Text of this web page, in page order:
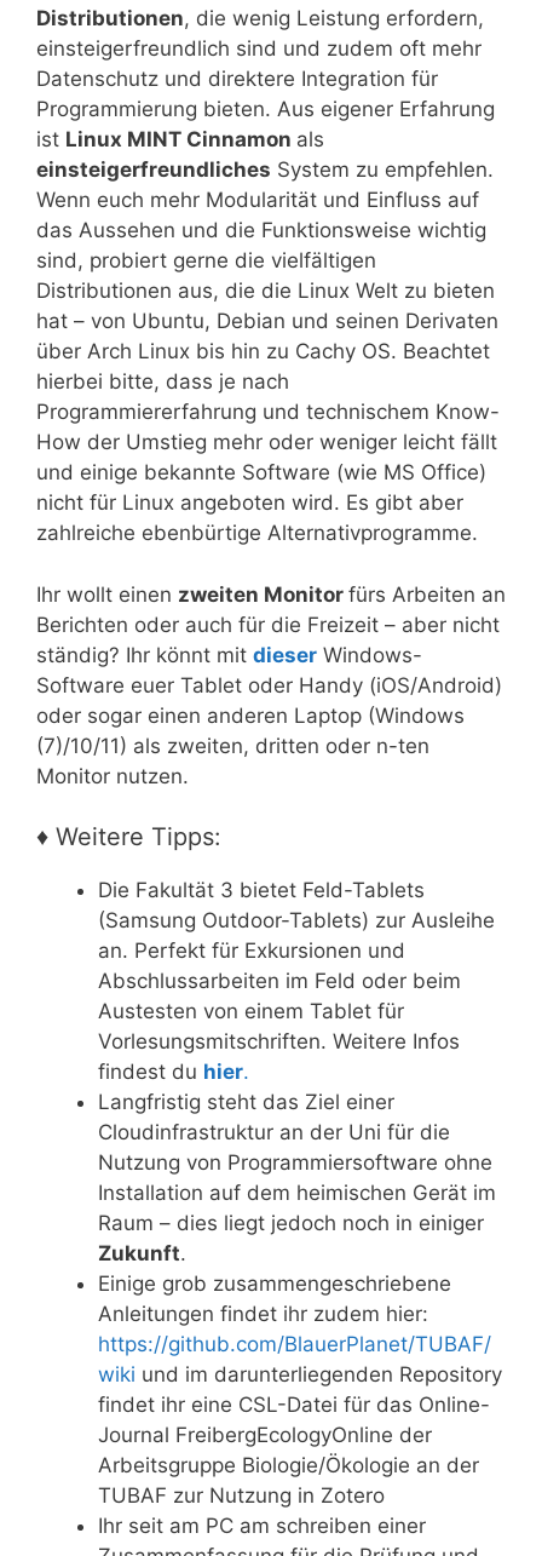
Distributionen, die wenig Leistung erfordern,
einsteigerfreundlich sind und zudem oft mehr
Datenschutz und direktere Integration für
Programmierung bieten. Aus eigener Erfahrung
ist Linux MINT Cinnamon als
einsteigerfreundliches System zu empfehlen.
Wenn euch mehr Modularität und Einfluss auf
das Aussehen und die Funktionsweise wichtig
sind, probiert gerne die vielfältigen
Distributionen aus, die die Linux Welt zu bieten
hat – von Ubuntu, Debian und seinen Derivaten
über Arch Linux bis hin zu Cachy OS. Beachtet
hierbei bitte, dass je nach
Programmiererfahrung und technischem Know-
How der Umstieg mehr oder weniger leicht fällt
und einige bekannte Software (wie MS Office)
nicht für Linux angeboten wird. Es gibt aber
zahlreiche ebenbürtige Alternativprogramme.
Ihr wollt einen zweiten Monitor fürs Arbeiten an
Berichten oder auch für die Freizeit – aber nicht
ständig? Ihr könnt mit dieser Windows-
Software euer Tablet oder Handy (iOS/Android)
oder sogar einen anderen Laptop (Windows
(7)/10/11) als zweiten, dritten oder n-ten
Monitor nutzen.
♦ Weitere Tipps:
Die Fakultät 3 bietet Feld-Tablets
(Samsung Outdoor-Tablets) zur Ausleihe
an. Perfekt für Exkursionen und
Abschlussarbeiten im Feld oder beim
Austesten von einem Tablet für
Vorlesungsmitschriften. Weitere Infos
findest du hier.
Langfristig steht das Ziel einer
Cloudinfrastruktur an der Uni für die
Nutzung von Programmiersoftware ohne
Installation auf dem heimischen Gerät im
Raum – dies liegt jedoch noch in einiger
Zukunft.
Einige grob zusammengeschriebene
Anleitungen findet ihr zudem hier:
https://github.com/BlauerPlanet/TUBAF/
wiki und im darunterliegenden Repository
findet ihr eine CSL-Datei für das Online-
Journal FreibergEcologyOnline der
Arbeitsgruppe Biologie/Ökologie an der
TUBAF zur Nutzung in Zotero
Ihr seit am PC am schreiben einer